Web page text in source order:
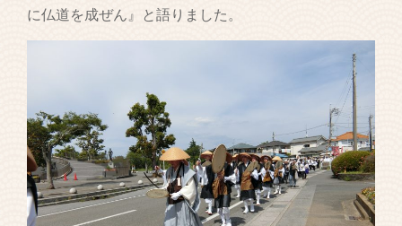
に仏道を成ぜん』と語りました。